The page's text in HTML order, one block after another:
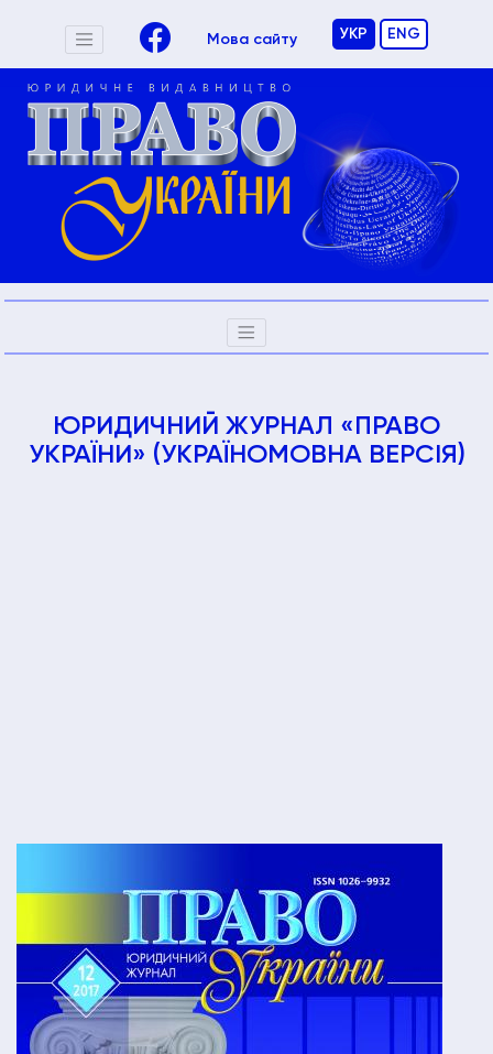
Мова сайту УКР ENG
ЮРИДИЧНИЙ ЖУРНАЛ «ПРАВО
УКРАЇНИ» (УКРАЇНОМОВНА ВЕРСІЯ)